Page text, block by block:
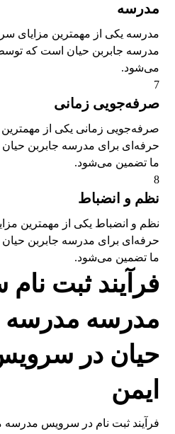
مدرسه
مدرسه یکی از مهمترین مزایای
مدرسه جابربن حیان است که
می‌شود.
7
صرفه‌جویی زمانی
صرفه‌جویی زمانی یکی از
حرفه‌ای برای مدرسه جابربن
ما تضمین می‌شود.
8
نظم و انضباط
نظم و انضباط یکی از مهمترین
حرفه‌ای برای مدرسه جابربن
ما تضمین می‌شود.
فرآیند ثبت
مدرسه مدرسه
حیان در
ایمن
فرآیند ثبت نام در سرویس مدرسه